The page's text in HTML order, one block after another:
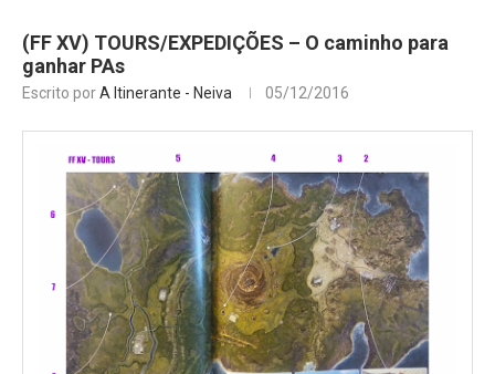
(FF XV) TOURS/EXPEDIÇÕES – O caminho para
ganhar PAs
Escrito porA Itinerante - Neiva 05/12/2016